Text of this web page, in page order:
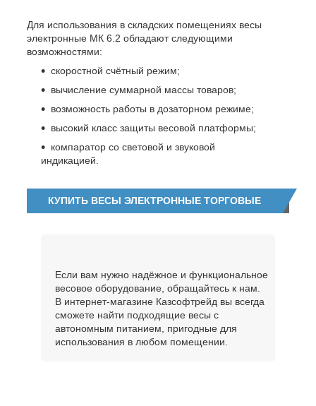
Для использования в складских помещениях весы
электронные МК 6.2 обладают следующими
возможностями:
скоростной счётный режим;
вычисление суммарной массы товаров;
возможность работы в дозаторном режиме;
высокий класс защиты весовой платформы;
компаратор со световой и звуковой
индикацией.
КУПИТЬ ВЕСЫ ЭЛЕКТРОННЫЕ ТОРГОВЫЕ
Если вам нужно надёжное и функциональное
весовое оборудование, обращайтесь к нам.
В интернет-магазине Казсофтрейд вы всегда
сможете найти подходящие весы с
автономным питанием, пригодные для
использования в любом помещении.